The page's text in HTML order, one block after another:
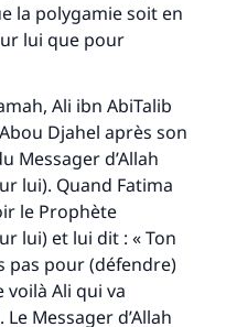
la polygamie soit en
lui que pour
Ali ibn AbiTalib
Djahel après son
Messager d’Allah
lui). Quand Fatima
le Prophète
lui) et lui dit : « Ton
pas pour (défendre)
voilà Ali qui va
Messager d’Allah